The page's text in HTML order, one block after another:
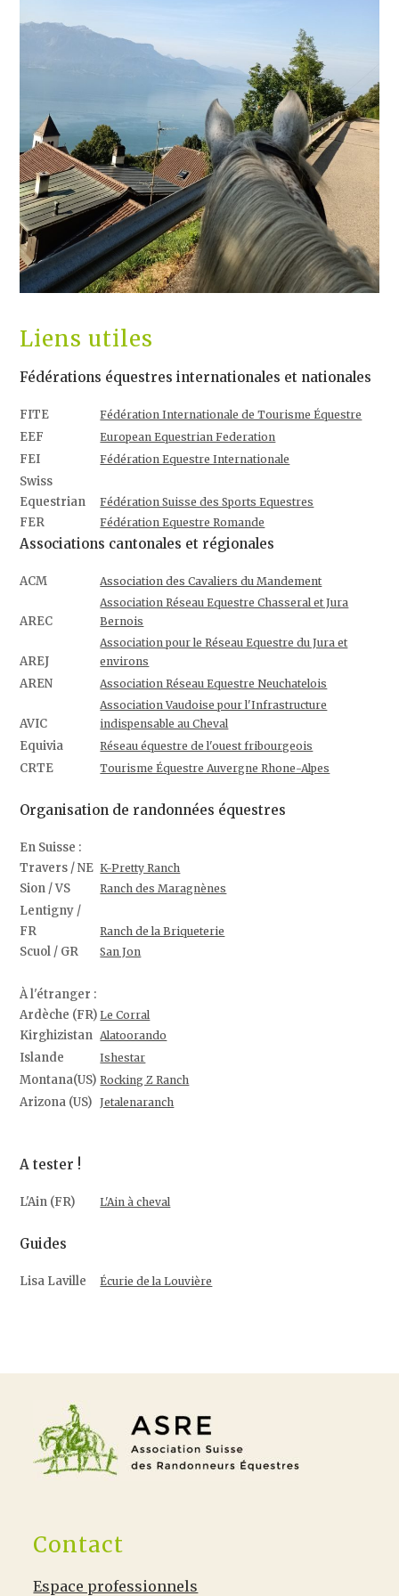
Liens utiles
Fédérations équestres internationales et nationales
FITE Fédération Internationale de Tourisme Équestre
EEF European Equestrian Federation
FEI Fédération Equestre Internationale
Swiss
Equestrian
Fédération Suisse des Sports Equestres
FER Fédération Equestre Romande
Associations cantonales et régionales
ACM Association des Cavaliers du Mandement
AREC
Association Réseau Equestre Chasseral et Jura
Bernois
AREJ
Association pour le Réseau Equestre du Jura et
environs
AREN Association Réseau Equestre Neuchatelois
AVIC
Association Vaudoise pour l'Infrastructure
indispensable au Cheval
Equivia Réseau équestre de l'ouest fribourgeois
CRTE Tourisme Équestre Auvergne Rhone-Alpes
Organisation de randonnées équestres
En Suisse :
Travers / NE K-Pretty Ranch
Sion / VS Ranch des Maragnènes
Lentigny /
FR
Ranch de la Briqueterie
Scuol / GR San Jon
À l'étranger :
Ardèche (FR) Le Corral
Kirghizistan Alatoorando
Islande Ishestar
Montana(US) Rocking Z Ranch
Arizona (US) Jetalenaranch
A tester !
L'Ain (FR) L'Ain à cheval
Guides
Lisa Laville Écurie de la Louvière
Contact
Espace professionnels